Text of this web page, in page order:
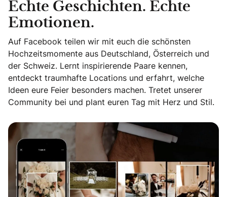
Echte Geschichten. Echte
Emotionen.
Auf Facebook teilen wir mit euch die schönsten
Hochzeitsmomente aus Deutschland, Österreich und
der Schweiz. Lernt inspirierende Paare kennen,
entdeckt traumhafte Locations und erfahrt, welche
Ideen eure Feier besonders machen. Tretet unserer
Community bei und plant euren Tag mit Herz und Stil.
Echte Geschichten. Echte Emotionen.